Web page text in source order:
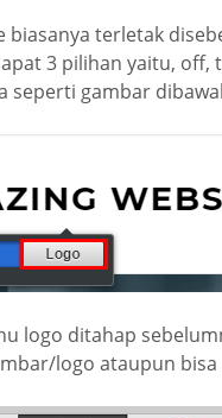
biasanya terletak
3 pilihan yaitu, off,
seperti gambar
logo ditahap
logo ataupun bisa